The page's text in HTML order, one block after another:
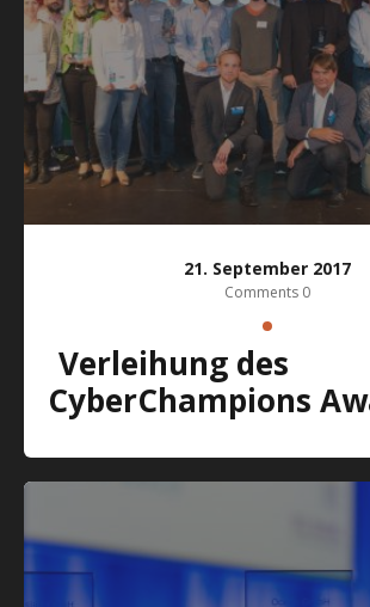
21. September 2017
Comments 0
Verleihung des
CyberChampions